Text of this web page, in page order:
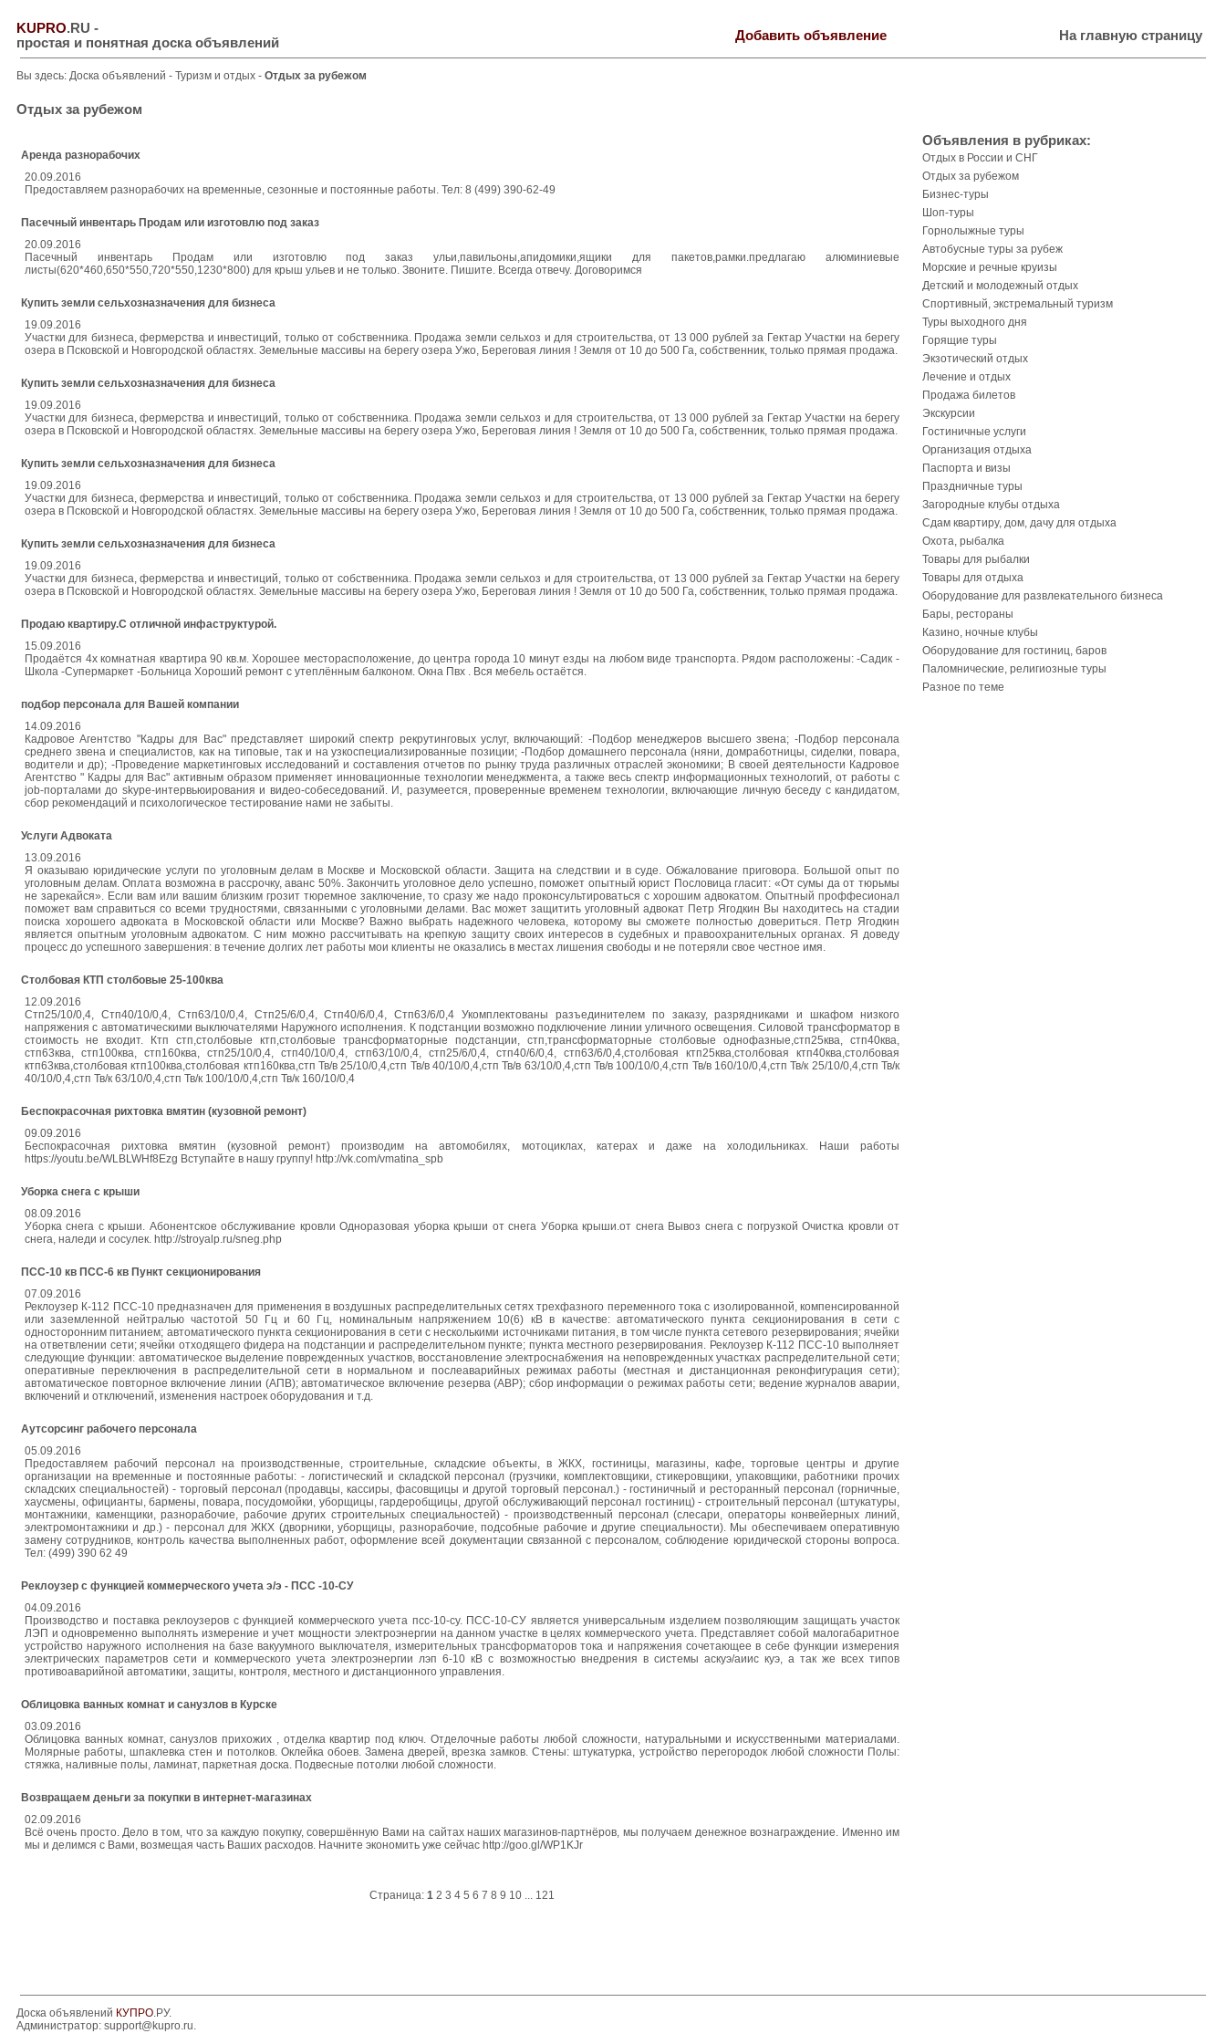
KUPRO.RU -
простая и понятная доска объявлений
Добавить объявление На главную страницу
Вы здесь: Доска объявлений - Туризм и отдых - Отдых за рубежом
Отдых за рубежом
Аренда разнорабочих
20.09.2016
Предоставляем разнорабочих на временные, сезонные и постоянные работы. Тел: 8 (499) 390-62-49
Пасечный инвентарь Продам или изготовлю под заказ
20.09.2016
Пасечный инвентарь Продам или изготовлю под заказ ульи,павильоны,апидомики,ящики для пакетов,рамки.предлагаю алюминиевые
листы(620*460,650*550,720*550,1230*800) для крыш ульев и не только. Звоните. Пишите. Всегда отвечу. Договоримся
Купить земли сельхозназначения для бизнеса
19.09.2016
Участки для бизнеса, фермерства и инвестиций, только от собственника. Продажа земли сельхоз и для строительства, от 13 000 рублей за Гектар Участки на берегу
озера в Псковской и Новгородской областях. Земельные массивы на берегу озера Ужо, Береговая линия ! Земля от 10 до 500 Га, собственник, только прямая продажа.
Купить земли сельхозназначения для бизнеса
19.09.2016
Участки для бизнеса, фермерства и инвестиций, только от собственника. Продажа земли сельхоз и для строительства, от 13 000 рублей за Гектар Участки на берегу
озера в Псковской и Новгородской областях. Земельные массивы на берегу озера Ужо, Береговая линия ! Земля от 10 до 500 Га, собственник, только прямая продажа.
Купить земли сельхозназначения для бизнеса
19.09.2016
Участки для бизнеса, фермерства и инвестиций, только от собственника. Продажа земли сельхоз и для строительства, от 13 000 рублей за Гектар Участки на берегу
озера в Псковской и Новгородской областях. Земельные массивы на берегу озера Ужо, Береговая линия ! Земля от 10 до 500 Га, собственник, только прямая продажа.
Купить земли сельхозназначения для бизнеса
19.09.2016
Участки для бизнеса, фермерства и инвестиций, только от собственника. Продажа земли сельхоз и для строительства, от 13 000 рублей за Гектар Участки на берегу
озера в Псковской и Новгородской областях. Земельные массивы на берегу озера Ужо, Береговая линия ! Земля от 10 до 500 Га, собственник, только прямая продажа.
Продаю квартиру.С отличной инфаструктурой.
15.09.2016
Продаётся 4х комнатная квартира 90 кв.м. Хорошее месторасположение, до центра города 10 минут езды на любом виде транспорта. Рядом расположены: -Садик -
Школа -Супермаркет -Больница Хороший ремонт с утеплённым балконом. Окна Пвх . Вся мебель остаётся.
подбор персонала для Вашей компании
14.09.2016
Кадровое Агентство "Кадры для Вас" представляет широкий спектр рекрутинговых услуг, включающий: -Подбор менеджеров высшего звена; -Подбор персонала
среднего звена и специалистов, как на типовые, так и на узкоспециализированные позиции; -Подбор домашнего персонала (няни, домработницы, сиделки, повара,
водители и др); -Проведение маркетинговых исследований и составления отчетов по рынку труда различных отраслей экономики; В своей деятельности Кадровое
Агентство " Кадры для Вас" активным образом применяет инновационные технологии менеджмента, а также весь спектр информационных технологий, от работы с
job-порталами до skype-интервьюирования и видео-собеседований. И, разумеется, проверенные временем технологии, включающие личную беседу с кандидатом,
сбор рекомендаций и психологическое тестирование нами не забыты.
Услуги Адвоката
13.09.2016
Я оказываю юридические услуги по уголовным делам в Москве и Московской области. Защита на следствии и в суде. Обжалование приговора. Большой опыт по
уголовным делам. Оплата возможна в рассрочку, аванс 50%. Закончить уголовное дело успешно, поможет опытный юрист Пословица гласит: «От сумы да от тюрьмы
не зарекайся». Если вам или вашим близким грозит тюремное заключение, то сразу же надо проконсультироваться с хорошим адвокатом. Опытный проффесионал
поможет вам справиться со всеми трудностями, связанными с уголовными делами. Вас может защитить уголовный адвокат Петр Ягодкин Вы находитесь на стадии
поиска хорошего адвоката в Московской области или Москве? Важно выбрать надежного человека, которому вы сможете полностью довериться. Петр Ягодкин
является опытным уголовным адвокатом. С ним можно рассчитывать на крепкую защиту своих интересов в судебных и правоохранительных органах. Я доведу
процесс до успешного завершения: в течение долгих лет работы мои клиенты не оказались в местах лишения свободы и не потеряли свое честное имя.
Столбовая КТП столбовые 25-100ква
12.09.2016
Стп25/10/0,4, Стп40/10/0,4, Стп63/10/0,4, Стп25/6/0,4, Стп40/6/0,4, Стп63/6/0,4 Укомплектованы разъединителем по заказу, разрядниками и шкафом низкого
напряжения с автоматическими выключателями Наружного исполнения. К подстанции возможно подключение линии уличного освещения. Силовой трансформатор в
стоимость не входит. Ктп стп,столбовые ктп,столбовые трансформаторные подстанции, стп,трансформаторные столбовые однофазные,стп25ква, стп40ква,
стп63ква, стп100ква, стп160ква, стп25/10/0,4, стп40/10/0,4, стп63/10/0,4, стп25/6/0,4, стп40/6/0,4, стп63/6/0,4,столбовая ктп25ква,столбовая ктп40ква,столбовая
ктп63ква,столбовая ктп100ква,столбовая ктп160ква,стп Тв/в 25/10/0,4,стп Тв/в 40/10/0,4,стп Тв/в 63/10/0,4,стп Тв/в 100/10/0,4,стп Тв/в 160/10/0,4,стп Тв/к 25/10/0,4,стп Тв/к
40/10/0,4,стп Тв/к 63/10/0,4,стп Тв/к 100/10/0,4,стп Тв/к 160/10/0,4
Беспокрасочная рихтовка вмятин (кузовной ремонт)
09.09.2016
Беспокрасочная рихтовка вмятин (кузовной ремонт) производим на автомобилях, мотоциклах, катерах и даже на холодильниках. Наши работы
https://youtu.be/WLBLWHf8Ezg Вступайте в нашу группу! http://vk.com/vmatina_spb
Уборка снега с крыши
08.09.2016
Уборка снега с крыши. Абонентское обслуживание кровли Одноразовая уборка крыши от снега Уборка крыши.от снега Вывоз снега с погрузкой Очистка кровли от
снега, наледи и сосулек. http://stroyalp.ru/sneg.php
ПСС-10 кв ПСС-6 кв Пункт секционирования
07.09.2016
Реклоузер К-112 ПСС-10 предназначен для применения в воздушных распределительных сетях трехфазного переменного тока с изолированной, компенсированной
или заземленной нейтралью частотой 50 Гц и 60 Гц, номинальным напряжением 10(6) кВ в качестве: автоматического пункта секционирования в сети с
односторонним питанием; автоматического пункта секционирования в сети с несколькими источниками питания, в том числе пункта сетевого резервирования; ячейки
на ответвлении сети; ячейки отходящего фидера на подстанции и распределительном пункте; пункта местного резервирования. Реклоузер К-112 ПСС-10 выполняет
следующие функции: автоматическое выделение поврежденных участков, восстановление электроснабжения на неповрежденных участках распределительной сети;
оперативные переключения в распределительной сети в нормальном и послеаварийных режимах работы (местная и дистанционная реконфигурация сети);
автоматическое повторное включение линии (АПВ); автоматическое включение резерва (АВР); сбор информации о режимах работы сети; ведение журналов аварии,
включений и отключений, изменения настроек оборудования и т.д.
Аутсорсинг рабочего персонала
05.09.2016
Предоставляем рабочий персонал на производственные, строительные, складские объекты, в ЖКХ, гостиницы, магазины, кафе, торговые центры и другие
организации на временные и постоянные работы: - логистический и складской персонал (грузчики, комплектовщики, стикеровщики, упаковщики, работники прочих
складских специальностей) - торговый персонал (продавцы, кассиры, фасовщицы и другой торговый персонал.) - гостиничный и ресторанный персонал (горничные,
хаусмены, официанты, бармены, повара, посудомойки, уборщицы, гардеробщицы, другой обслуживающий персонал гостиниц) - строительный персонал (штукатуры,
монтажники, каменщики, разнорабочие, рабочие других строительных специальностей) - производственный персонал (слесари, операторы конвейерных линий,
электромонтажники и др.) - персонал для ЖКХ (дворники, уборщицы, разнорабочие, подсобные рабочие и другие специальности). Мы обеспечиваем оперативную
замену сотрудников, контроль качества выполненных работ, оформление всей документации связанной с персоналом, соблюдение юридической стороны вопроса.
Тел: (499) 390 62 49
Реклоузер с функцией коммерческого учета э/э - ПСС -10-СУ
04.09.2016
Производство и поставка реклоузеров с функцией коммерческого учета псс-10-су. ПСС-10-СУ является универсальным изделием позволяющим защищать участок
ЛЭП и одновременно выполнять измерение и учет мощности электроэнергии на данном участке в целях коммерческого учета. Представляет собой малогабаритное
устройство наружного исполнения на базе вакуумного выключателя, измерительных трансформаторов тока и напряжения сочетающее в себе функции измерения
электрических параметров сети и коммерческого учета электроэнергии лэп 6-10 кВ с возможностью внедрения в системы аскуэ/аиис куэ, а так же всех типов
противоаварийной автоматики, защиты, контроля, местного и дистанционного управления.
Облицовка ванных комнат и санузлов в Курске
03.09.2016
Облицовка ванных комнат, санузлов прихожих , отделка квартир под ключ. Отделочные работы любой сложности, натуральными и искусственными материалами.
Молярные работы, шпаклевка стен и потолков. Оклейка обоев. Замена дверей, врезка замков. Стены: штукатурка, устройство перегородок любой сложности Полы:
стяжка, наливные полы, ламинат, паркетная доска. Подвесные потолки любой сложности.
Возвращаем деньги за покупки в интернет-магазинах
02.09.2016
Всё очень просто. Дело в том, что за каждую покупку, совершённую Вами на сайтах наших магазинов-партнёров, мы получаем денежное вознаграждение. Именно им
мы и делимся с Вами, возмещая часть Ваших расходов. Начните экономить уже сейчас http://goo.gl/WP1KJr
Страница: 1 2 3 4 5 6 7 8 9 10 ... 121
Объявления в рубриках:
Отдых в России и СНГ
Отдых за рубежом
Бизнес-туры
Шоп-туры
Горнолыжные туры
Автобусные туры за рубеж
Морские и речные круизы
Детский и молодежный отдых
Спортивный, экстремальный туризм
Туры выходного дня
Горящие туры
Экзотический отдых
Лечение и отдых
Продажа билетов
Экскурсии
Гостиничные услуги
Организация отдыха
Паспорта и визы
Праздничные туры
Загородные клубы отдыха
Сдам квартиру, дом, дачу для отдыха
Охота, рыбалка
Товары для рыбалки
Товары для отдыха
Оборудование для развлекательного бизнеса
Бары, рестораны
Казино, ночные клубы
Оборудование для гостиниц, баров
Паломнические, религиозные туры
Разное по теме
Доска объявлений КУПРО.РУ.
Администратор: support@kupro.ru.